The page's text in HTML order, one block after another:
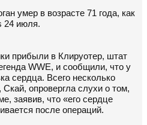
умер в возрасте 71 года, как
24 июля.
прибыли в Клируотер, штат
WWE, и сообщили, что у
сердца. Всего несколько
опровергла слухи о том,
заявив, что «его сердце
после операций.